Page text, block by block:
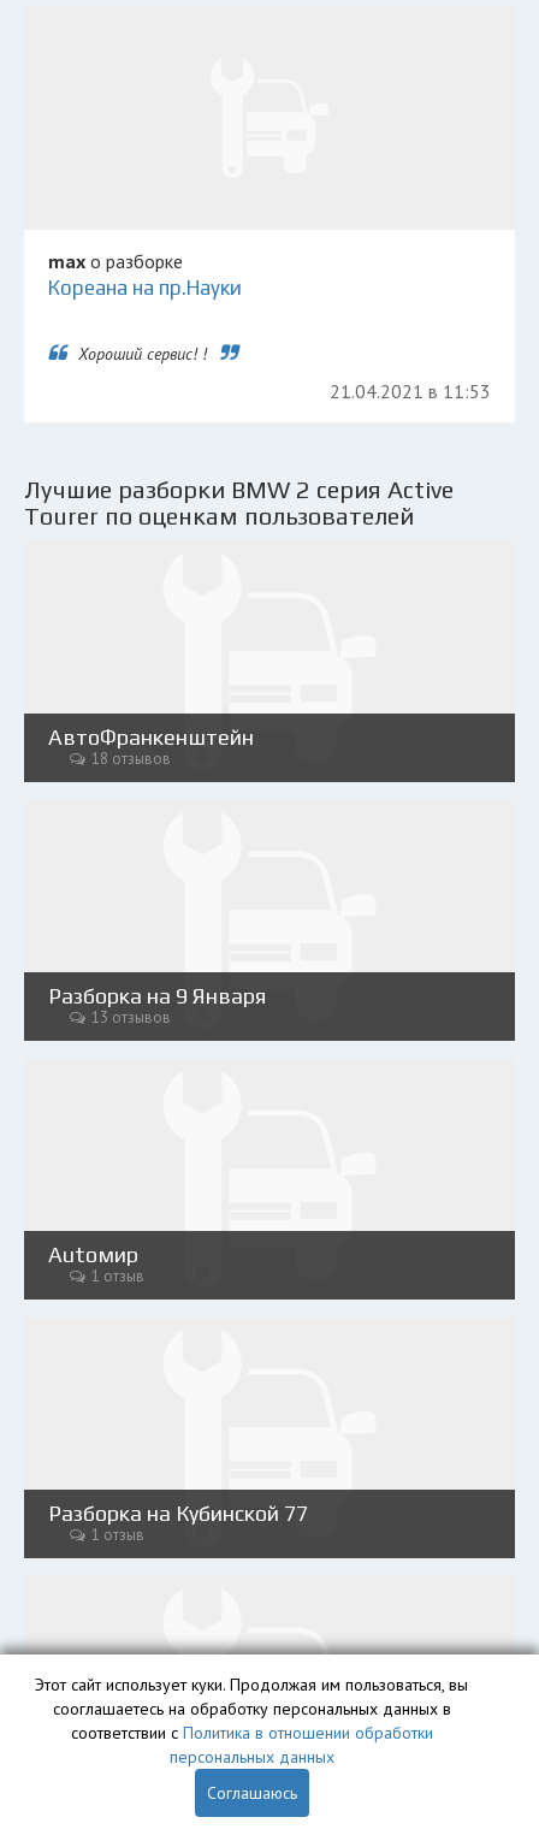
max о разборке
Кореана на пр.Науки
Хороший сервис! !
21.04.2021 в 11:53
Лучшие разборки BMW 2 серия Active
Tourer по оценкам пользователей
АвтоФранкенштейн
18 отзывов
Разборка на 9 Января
13 отзывов
Аutoмир
1 отзыв
Разборка на Кубинской 77
1 отзыв
Разборка на Торфяной дороге 23
Этот сайт использует куки. Продолжая им пользоваться, вы
сооглашаетесь на обработку персональных данных в
соответствии с Политика в отношении обработки
персональных данных
Соглашаюсь